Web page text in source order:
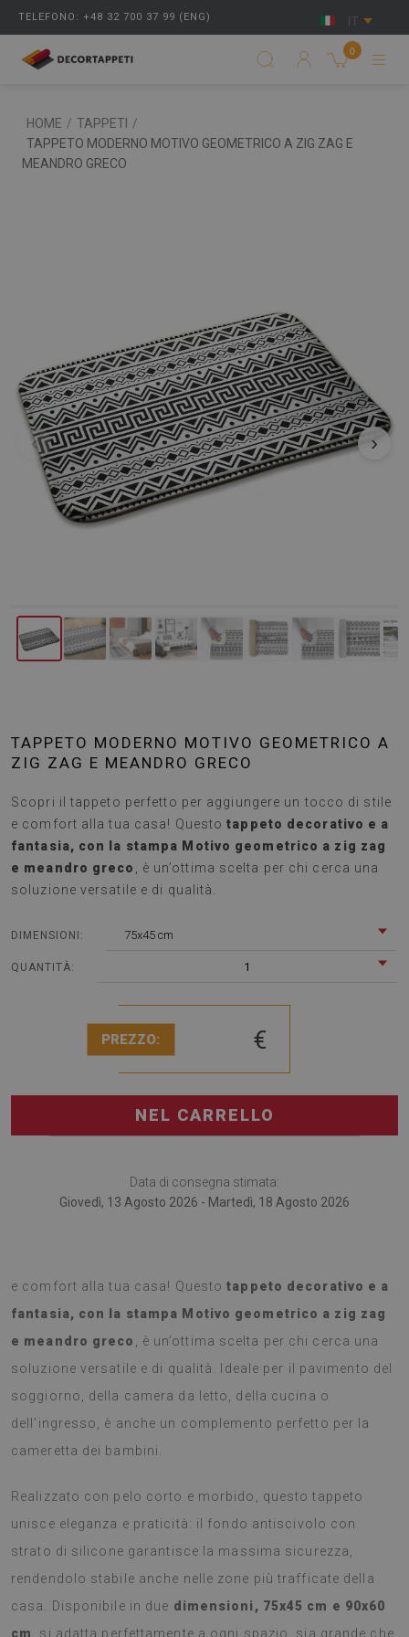
TELEFONO: +48 32 700 37 99 (ENG)
0
HOME / TAPPETI
/
TAPPETO MODERNO MOTIVO GEOMETRICO A ZIG ZAG E
MEANDRO GRECO
‹ ›
TAPPETO MODERNO MOTIVO GEOMETRICO A
ZIG ZAG E MEANDRO GRECO
Scopri il tappeto perfetto per aggiungere un tocco di stile
e comfort alla tua casa! Questotappeto decorativo e a
fantasia, con la stampa Motivo geometrico a zig zag
e meandro greco
, è un’ottima scelta per chi cerca una
soluzione versatile e di qualità.
DIMENSIONI: 75x45 cm
QUANTITÀ: 1
PREZZO: €
NEL CARRELLO
Data di consegna stimata:
Giovedì, 13 Agosto 2026 - Martedì, 18 Agosto 2026
e comfort alla tua casa! Questotappeto decorativo e a
fantasia, con la stampa Motivo geometrico a zig zag
e meandro greco
, è un’ottima scelta per chi cerca una
soluzione versatile e di qualità. Ideale per il pavimento del
soggiorno, della camera da letto, della cucina o
dell’ingresso, è anche un complemento perfetto per la
cameretta dei bambini.
Realizzato con pelo corto e morbido, questo tappeto
unisce eleganza e praticità: il fondo antiscivolo con
strato di silicone garantisce la massima sicurezza,
rendendolo stabile anche nelle zone più trafficate della
casa. Disponibile in due dimensioni, 75x45 cm e 90x60
cm
, si adatta perfettamente a ogni spazio, sia grande che